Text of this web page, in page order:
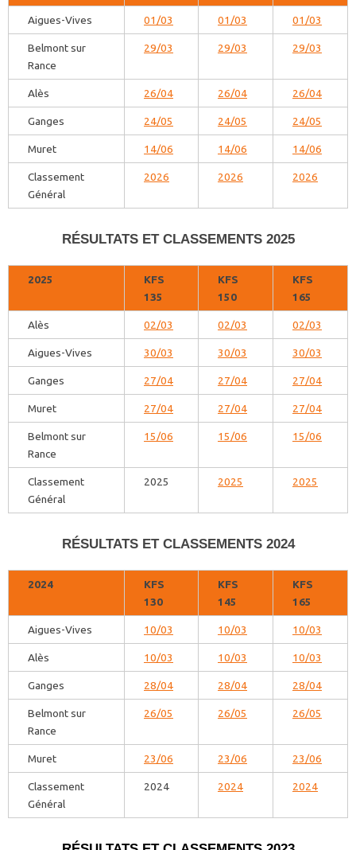
Aigues-Vives 01/03 01/03 01/03
Belmont sur
Rance
29/03 29/03 29/03
Alès 26/04 26/04 26/04
Ganges 24/05 24/05 24/05
Muret 14/06 14/06 14/06
Classement
Général
2026 2026 2026
RÉSULTATS ET CLASSEMENTS 2025
2025
KFS
135
KFS
150
KFS
165
Alès 02/03 02/03 02/03
Aigues-Vives 30/03 30/03 30/03
Ganges 27/04 27/04 27/04
Muret 27/04 27/04 27/04
Belmont sur
Rance
15/06 15/06 15/06
Classement
Général
2025 2025 2025
RÉSULTATS ET CLASSEMENTS 2024
2024
KFS
130
KFS
145
KFS
165
Aigues-Vives 10/03 10/03 10/03
Alès 10/03 10/03 10/03
Ganges 28/04 28/04 28/04
Belmont sur
Rance
26/05 26/05 26/05
Muret 23/06 23/06 23/06
Classement
Général
2024 2024 2024